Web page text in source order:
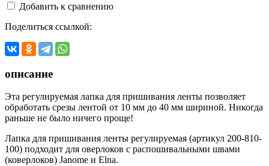
Добавить к сравнению
Поделиться ссылкой:
описание
Эта регулируемая лапка для пришивания ленты позволяет
обработать срезы лентой от 10 мм до 40 мм шириной. Никогда
раньше не было ничего проще!
Лапка для пришивания ленты регулируемая (артикул 200-810-
100) подходит для оверлоков с распошивальными швами
(коверлоков) Janome и Elna.